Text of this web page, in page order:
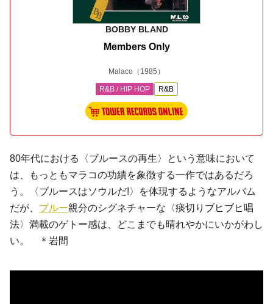
BOBBY BLAND
Members Only
Malaco （1985）
R&B / HIP HOP R&B
80年代における〈ブルースの再生〉という意味において
は、もっともマラコの功績を象徴する一作ではあるだろ
う。〈ブルースはソウルだ!〉を体現するようなアルバム
だが、 ブルー親分のシグネチャーな〈痰切りブヒブヒ唱
法〉満載のゲトー感は、どこまでも晴れやかにいかがわし
い。 ＊岩間